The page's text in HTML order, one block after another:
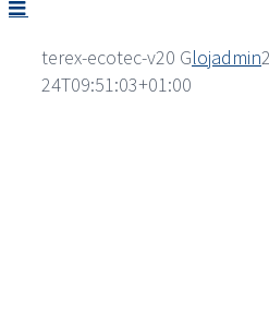
terex-ecotec-v20 Glojadmin
24T09:51:03+01:00